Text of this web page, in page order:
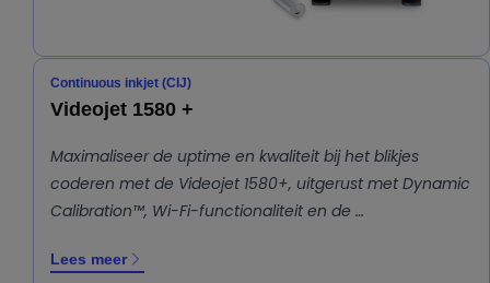
Continuous inkjet (CIJ)
Videojet 1580 +
Maximaliseer de uptime en kwaliteit bij het blikjes
coderen met de Videojet 1580+, uitgerust met Dynamic
Calibration™, Wi-Fi-functionaliteit en de …
Lees meer